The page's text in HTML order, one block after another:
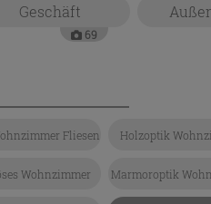
Geschäft
69
Fliesen Holzoptik
Wohnzimmer Marmoroptik